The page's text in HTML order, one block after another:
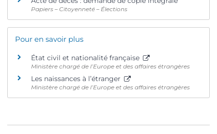
Papiers – Citoyenneté – Élections
Pour en savoir plus
État civil et nationalité française
Ministère chargé de l’Europe et des affaires étrangères
Les naissances à l’étranger
Ministère chargé de l’Europe et des affaires étrangères